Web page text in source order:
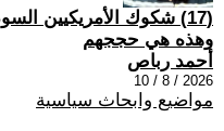
(17) شكوك الأمريكيين
وهذه هي حججهم
أحمد رباص
2026 / 8 / 10
مواضيع وابحاث سياسية